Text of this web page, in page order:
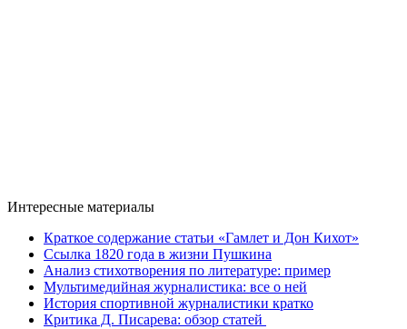
Интересные материалы
Краткое содержание статьи «Гамлет и Дон Кихот»
Ссылка 1820 года в жизни Пушкина
Анализ стихотворения по литературе: пример
Мультимедийная журналистика: все о ней
История спортивной журналистики кратко
Критика Д. Писарева: обзор статей